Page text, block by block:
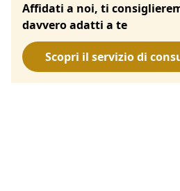
Affidati a noi, ti
davvero adatti a te
Scopri il servizio di